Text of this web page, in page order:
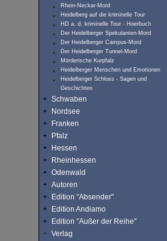
Rhein-Neckar-Mord
Heidelberg auf die kriminelle Tour
HD a. d. kriminelle Tour - Hoerbuch
Der Heidelberger Spekulanten-Mord
Der Heidelberger Campus-Mord
Der Heidelberger Tunnel-Mord
Mörderische Kurpfalz
Heidelberger Menschen und Emotionen
Heidelberger Schloss - Sagen und
Geschichten
Schwaben
Nordsee
Franken
Pfalz
Hessen
Rheinhessen
Odenwald
Autoren
Edition "Absender"
Edition Andiamo
Edition "Außer der Reihe"
Verlag